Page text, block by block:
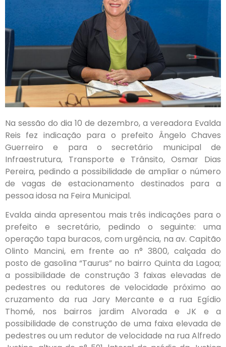
Na sessão do dia 10 de dezembro, a vereadora Evalda
Reis fez indicação para o prefeito Ângelo Chaves
Guerreiro e para o secretário municipal de
Infraestrutura, Transporte e Trânsito, Osmar Dias
Pereira, pedindo a possibilidade de ampliar o número
de vagas de estacionamento destinados para a
pessoa idosa na Feira Municipal.
Evalda ainda apresentou mais três indicações para o
prefeito e secretário, pedindo o seguinte: uma
operação tapa buracos, com urgência, na av. Capitão
Olinto Mancini, em frente ao n° 3800, calçada do
posto de gasolina “Taurus” no bairro Quinta da Lagoa;
a possibilidade de construção 3 faixas elevadas de
pedestres ou redutores de velocidade próximo ao
cruzamento da rua Jary Mercante e a rua Egídio
Thomé, nos bairros jardim Alvorada e JK e a
possibilidade de construção de uma faixa elevada de
pedestres ou um redutor de velocidade na rua Alfredo